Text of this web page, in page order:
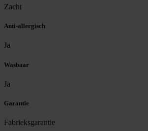
Zacht
Anti-allergisch
Ja
Wasbaar
Ja
Garantie
Fabrieksgarantie